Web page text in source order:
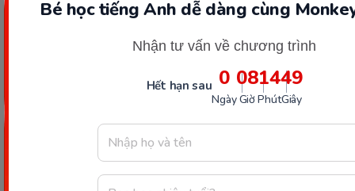
Bé học tiếng Anh dễ dàng cùng
Nhận tư vấn về chương trình
Hết hạn sau 0
Ngày
08
Giờ
14
Phút
47
Giây
Một số thực phẩm giàu vitamin A. (Ảnh: Sưu tầm Internet)
Mỗi loại thực phẩm trên ngoài cung cấp vitamin A
dưỡng cần thiết khác, đảm bảo dinh dưỡng đa
dạng cho cơ thể phát triển khỏe mạnh.